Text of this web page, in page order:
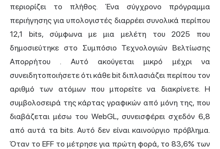
περιορίζει το πλήθος. Ένα σύγχρονο πρόγραμμα
περιήγησης για υπολογιστές διαρρέει συνολικά περίπου
12,1 bits, σύμφωνα με μια μελέτη του 2025 που
δημοσιεύτηκε στο Συμπόσιο Τεχνολογιών Βελτίωσης
Απορρήτου . Αυτό ακούγεται μικρό μέχρι να
συνειδητοποιήσετε ότι κάθε bit διπλασιάζει περίπου τον
αριθμό των ατόμων που μπορείτε να διακρίνετε. Η
συμβολοσειρά της κάρτας γραφικών από μόνη της, που
διαβάζεται μέσω του WebGL, συνεισφέρει σχεδόν 6,8
από αυτά τα bits. Αυτό δεν είναι καινούργιο πρόβλημα.
Όταν το EFF το μέτρησε για πρώτη φορά, το 83,6% των